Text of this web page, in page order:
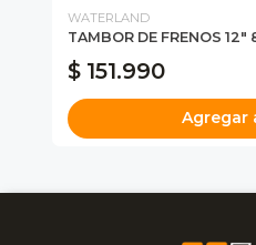
WATERLAND
TAMBOR DE FRENOS 12"
$ 151.990
Agregar